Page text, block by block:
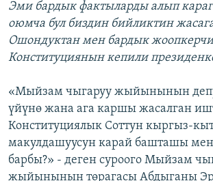
Эми бардык фактыларды алып
оюмча бул биздин бийликтин
Ошондуктан мен бардык
Конституциянын кепили
«Мыйзам чыгаруу жыйынынын
үйүнө жана ага каршы жасалган
Конституциялык Соттун кыргыз-
макулдашуусун карай башташы
барбы?» - деген суроого Мыйзам
жыйынынын төрагасы Абдыганы